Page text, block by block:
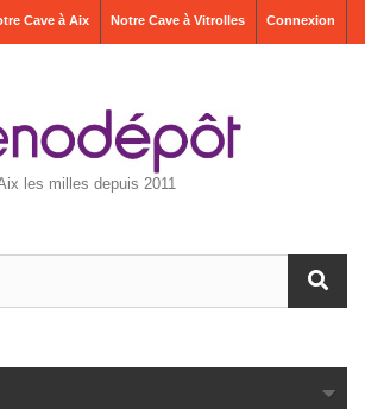
Connexion
Notre Cave à Vitrolles
Cave à Aix
les milles depuis 2011